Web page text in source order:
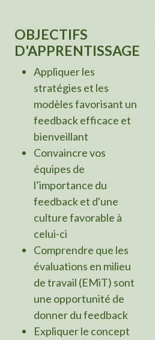
OBJECTIFS
D'APPRENTISSAGE
Appliquer les
stratégies et les
modèles favorisant un
feedback efficace et
bienveillant
Convaincre vos
équipes de
l’importance du
feedback et d'une
culture favorable à
celui-ci
Comprendre que les
évaluations en milieu
de travail (EMiT) sont
une opportunité de
donner du feedback
Expliquer le concept